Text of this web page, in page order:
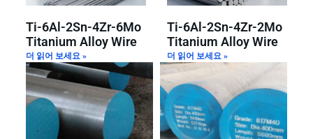
Ti-6Al-2Sn-4Zr-6Mo
Titanium Alloy Wire
더 읽어 보세요 »
Ti-6Al-2Sn-4Zr-2Mo
Titanium Alloy Wire
더 읽어 보세요 »